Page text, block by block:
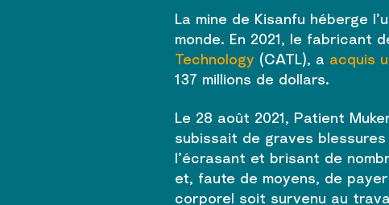
La mine de Kisanfu héberge
monde. En 2021, le fabricant
Technology (CATL), a acquis
137 millions de dollars.
Le 28 août 2021, Patient
subissait de graves
l’écrasant et brisant de
et, faute de moyens, de
corporel soit survenu au